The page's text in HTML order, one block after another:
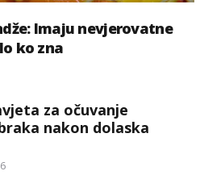
Imaju nevjerovatne
ko zna
za očuvanje
nakon dolaska